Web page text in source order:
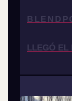
LLEGÓ EL